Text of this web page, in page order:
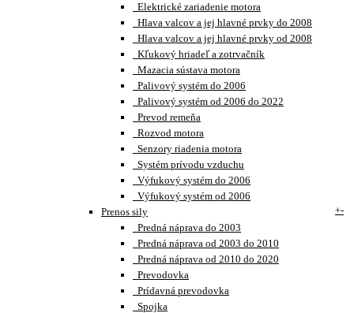
Elektrické zariadenie motora
Hlava valcov a jej hlavné prvky do 2008
Hlava valcov a jej hlavné prvky od 2008
Kľukový hriadeľ a zotrvačník
Mazacia sústava motora
Palivový systém do 2006
Palivový systém od 2006 do 2022
Prevod remeňa
Rozvod motora
Senzory riadenia motora
Systém prívodu vzduchu
Výfukový systém do 2006
Výfukový systém od 2006
Prenos sily
+-
Predná náprava do 2003
Predná náprava od 2003 do 2010
Predná náprava od 2010 do 2020
Prevodovka
Prídavná prevodovka
Spojka